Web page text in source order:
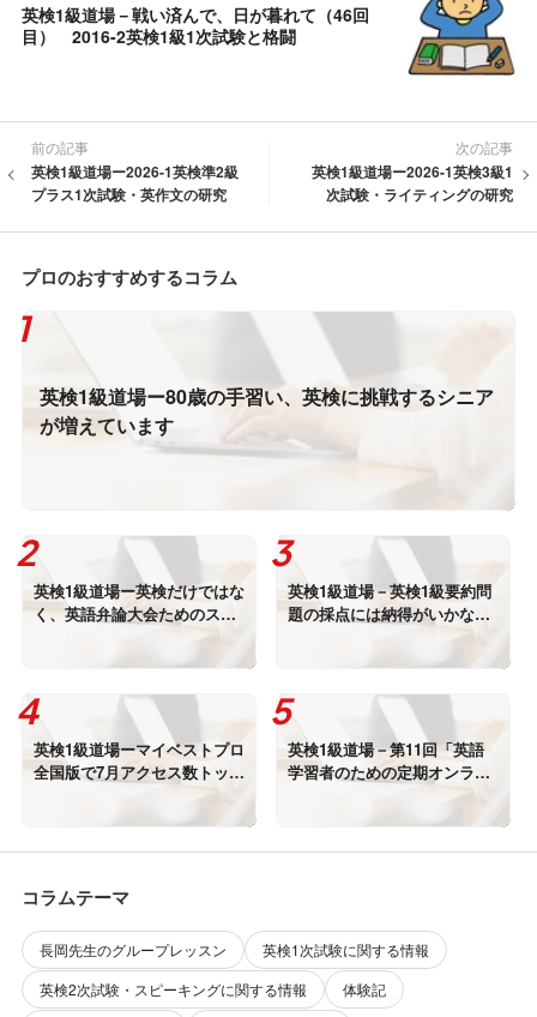
英検1級道場－戦い済んで、日が暮れて（46回
目） 2016-2英検1級1次試験と格闘
前の記事
英検1級道場ー2026-1英検準2級
プラス1次試験・英作文の研究
次の記事
英検1級道場ー2026-1英検3級1
次試験・ライティングの研究
プロのおすすめするコラム
英検1級道場ー80歳の手習い、英検に挑戦するシニア
が増えています
英検1級道場ー英検だけではな
く、英語弁論大会ためのスピ
ーチのサポートも始めました
英検1級道場－英検1級要約問
題の採点には納得がいかない
英検1級道場ーマイベストプロ
全国版で7月アクセス数トップ
英検1級道場－第11回「英語
学習者のための定期オンライ
ン懇談会」を行いました
コラムテーマ
長岡先生のグループレッスン
英検1次試験に関する情報
英検2次試験・スピーキングに関する情報
体験記